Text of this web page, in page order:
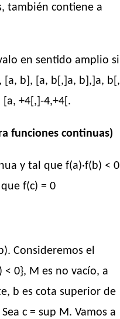
también contiene a
en sentido amplio si
[a, b], [a, b[,]a, b],]a, b[,
+4[,]-4,+4[.
funciones continuas)
y tal que f(a)·f(b) < 0
f(c) = 0
Consideremos el
0}, M es no vacío, a
b es cota superior de
c = sup M. Vamos a